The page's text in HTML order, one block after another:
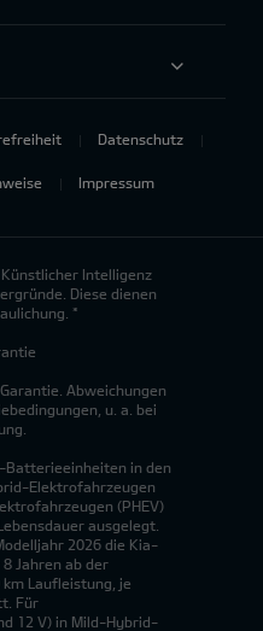
Datenschutz
Impressum
Intelligenz
Diese dienen
*
Abweichungen
u. a. bei
in den
Elektrofahrzeugen
(PHEV)
ausgelegt.
2026 die Kia-
Jahren ab der
Laufleistung, je
Für
12 V) in Mild-Hybrid-